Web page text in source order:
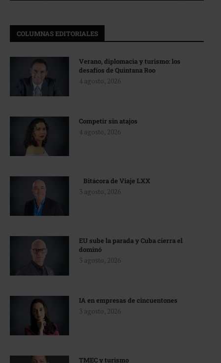
COLUMNAS EDITORIALES
Verano, diplomacia y turismo: los
desafíos de Quintana Roo
4 agosto, 2026
Competir sin atajos
4 agosto, 2026
Bitácora de Viaje LXX
3 agosto, 2026
EU sube la parada y Cuba cierra el
dominó
3 agosto, 2026
IA en empresas de cincuentones
3 agosto, 2026
TMEC y turismo